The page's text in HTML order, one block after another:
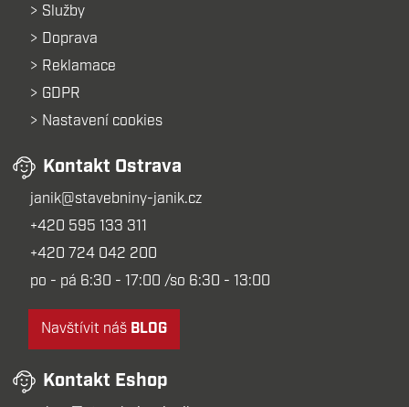
Služby
Doprava
Reklamace
GDPR
Nastavení cookies
Kontakt Ostrava
janik@stavebniny-janik.cz
+420 595 133 311
+420 724 042 200
po - pá 6:30 - 17:00 /so 6:30 - 13:00
Navštívit náš BLOG
Kontakt Eshop